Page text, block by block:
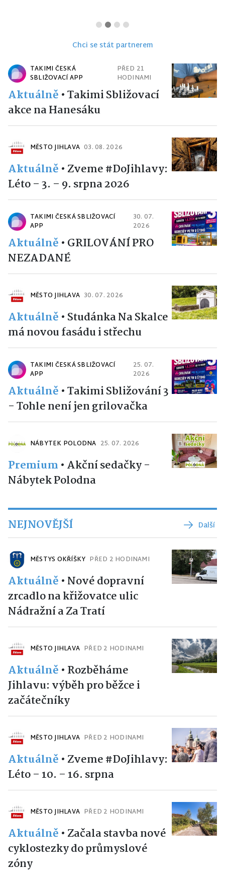
Chci se stát partnerem
TAKIMI ČESKÁ
SBLIŽOVACÍ APP
PŘED 21
HODINAMI
Aktuálně •Takimi Sbližovací
akce na Hanesáku
MĚSTO JIHLAVA 03. 08. 2026
Aktuálně • Zveme #DoJihlavy:
Léto – 3. – 9. srpna 2026
TAKIMI ČESKÁ SBLIŽOVACÍ
APP
30. 07.
2026
Aktuálně • GRILOVÁNÍ PRO
NEZADANÉ
MĚSTO JIHLAVA 30. 07. 2026
Aktuálně • Studánka Na Skalce
má novou fasádu i střechu
TAKIMI ČESKÁ SBLIŽOVACÍ
APP
25. 07.
2026
Aktuálně •Takimi Sbližování 3
- Tohle není jen grilovačka
NÁBYTEK POLODNA 25. 07. 2026
Premium • Akční sedačky -
Nábytek Polodna
NEJNOVĚJŠÍ Další
MĚSTYS OKŘÍŠKY PŘED 2 HODINAMI
Aktuálně • Nové dopravní
zrcadlo na křižovatce ulic
Nádražní a Za Tratí
MĚSTO JIHLAVA PŘED 2 HODINAMI
Aktuálně • Rozběháme
Jihlavu: výběh pro běžce i
začátečníky
MĚSTO JIHLAVA PŘED 2 HODINAMI
Aktuálně • Zveme #DoJihlavy:
Léto – 10. – 16. srpna
MĚSTO JIHLAVA PŘED 2 HODINAMI
Aktuálně • Začala stavba nové
cyklostezky do průmyslové
zóny